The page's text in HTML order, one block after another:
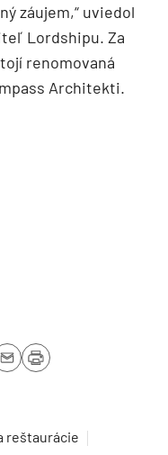
záujem,“ uviedol
Lordshipu. Za
renomovaná
Architekti.
reštaurácie